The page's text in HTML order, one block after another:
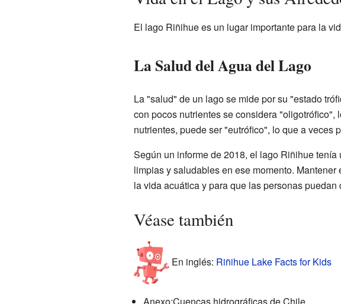
El lago Riñihue es un lugar importante para la
La Salud del Agua del Lago
La "salud" de un lago se mide por su "estado
con pocos nutrientes se considera
nutrientes, puede ser "eutrófico", lo que a
Según un informe de 2018, el lago Riñihue
limpias y saludables en ese momento.
la vida acuática y para que las personas puedan
Véase también
En inglés: Riñihue Lake Facts for Kids